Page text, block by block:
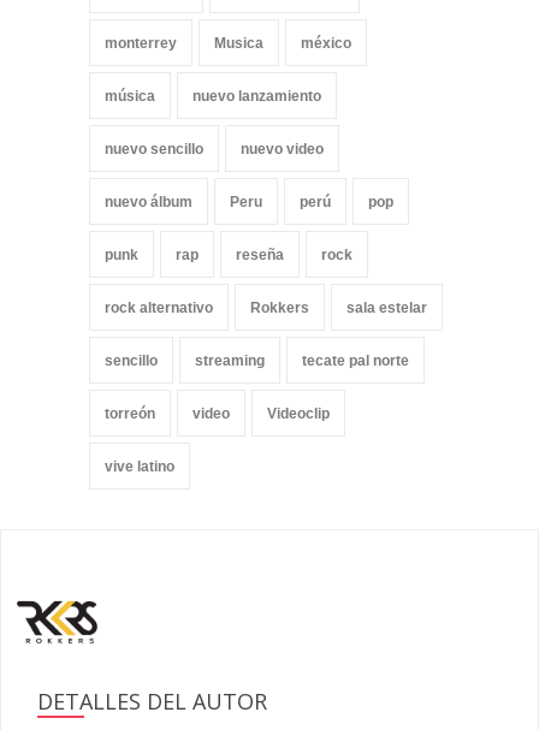
monterrey Musica méxico
música nuevo lanzamiento
nuevo sencillo nuevo video
nuevo álbum Peru perú pop
punk rap reseña rock
rock alternativo Rokkers sala estelar
sencillo streaming tecate pal norte
torreón video Videoclip
vive latino
DETALLES DEL AUTOR